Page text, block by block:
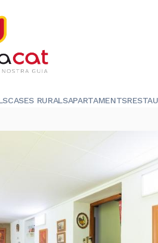
CASES RURALSAPARTAMENTS